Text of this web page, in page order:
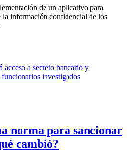
de un aplicativo para
la información confidencial de los
norma para sancionar
cambió?